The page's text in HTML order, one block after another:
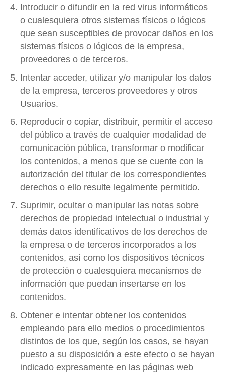
Introducir o difundir en la red virus informáticos
o cualesquiera otros sistemas físicos o lógicos
que sean susceptibles de provocar daños en los
sistemas físicos o lógicos de la empresa,
proveedores o de terceros.
Intentar acceder, utilizar y/o manipular los datos
de la empresa, terceros proveedores y otros
Usuarios.
Reproducir o copiar, distribuir, permitir el acceso
del público a través de cualquier modalidad de
comunicación pública, transformar o modificar
los contenidos, a menos que se cuente con la
autorización del titular de los correspondientes
derechos o ello resulte legalmente permitido.
Suprimir, ocultar o manipular las notas sobre
derechos de propiedad intelectual o industrial y
demás datos identificativos de los derechos de
la empresa o de terceros incorporados a los
contenidos, así como los dispositivos técnicos
de protección o cualesquiera mecanismos de
información que puedan insertarse en los
contenidos.
Obtener e intentar obtener los contenidos
empleando para ello medios o procedimientos
distintos de los que, según los casos, se hayan
puesto a su disposición a este efecto o se hayan
indicado expresamente en las páginas web